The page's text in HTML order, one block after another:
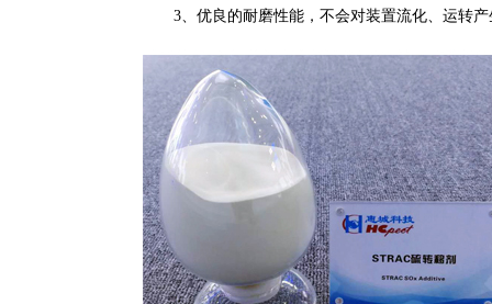
3、优良的耐磨性能，不会对装置流化、运转